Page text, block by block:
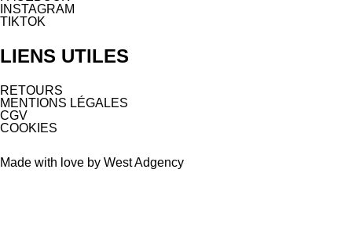
INSTAGRAM
TIKTOK
LIENS UTILES
RETOURS
MENTIONS LÉGALES
CGV
COOKIES
Made with love by West Adgency